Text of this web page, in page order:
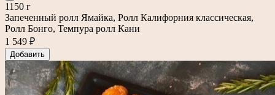
1150 г
Запеченный ролл Ямайка, Ролл Калифорния классическая,
Ролл Бонго, Темпура ролл Кани
1 549 ₽
Добавить